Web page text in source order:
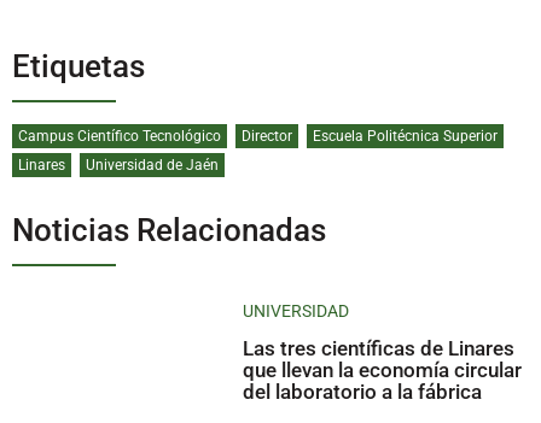
Etiquetas
Campus Científico Tecnológico Director
Escuela Politécnica Superior
Linares
Universidad de Jaén
Noticias Relacionadas
UNIVERSIDAD
Las tres científicas de Linares
que llevan la economía circular
del laboratorio a la fábrica